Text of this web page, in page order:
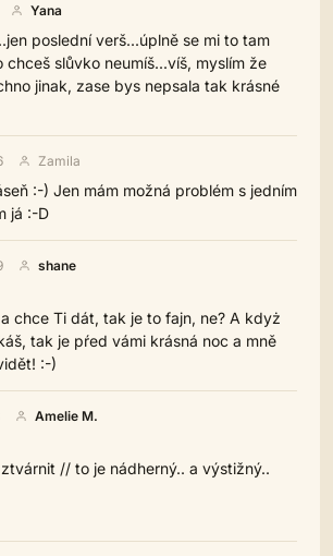
Yana
poslední verš...úplně se mi to tam
chceš slůvko neumíš...víš, myslím že
jinak, zase bys nepsala tak krásné
Zamila
:-) Jen mám možná problém s jedním
já :-D
shane
chce Ti dát, tak je to fajn, ne? A kdyż
tak je pŕed vámi krásná noc a mně
:-)
Amelie M.
// to je nádherný.. a výstižný..